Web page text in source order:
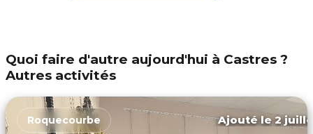
Quoi faire d'autre aujourd'hui à Castres ?
Autres activités
Roquecourbe Ajouté le 2